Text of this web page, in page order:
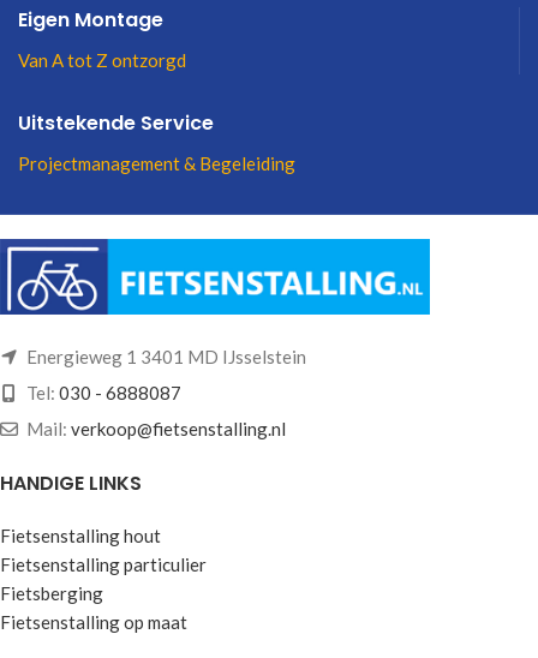
Eigen Montage
Van A tot Z ontzorgd
Uitstekende Service
Projectmanagement & Begeleiding
Energieweg 1 3401 MD IJsselstein
Tel: 030 - 6888087
Mail: verkoop@fietsenstalling.nl
HANDIGE LINKS
Fietsenstalling hout
Fietsenstalling particulier
Fietsberging
Fietsenstalling op maat